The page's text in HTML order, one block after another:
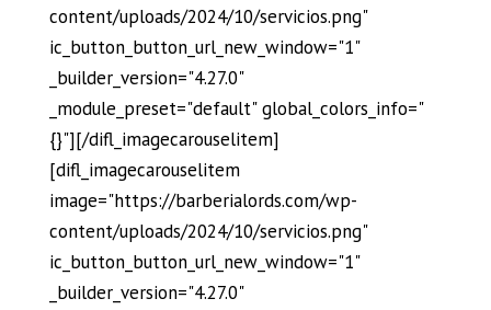
content/uploads/2024/10/servicios.png"
ic_button_button_url_new_window="1"
_builder_version="4.27.0"
_module_preset="default" global_colors_info="
{}"][/difl_imagecarouselitem]
[difl_imagecarouselitem
image="https://barberialords.com/wp-
content/uploads/2024/10/servicios.png"
ic_button_button_url_new_window="1"
_builder_version="4.27.0"